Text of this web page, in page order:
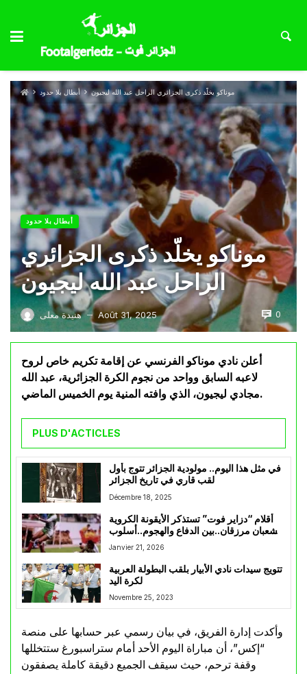
أبطال بلا حدود موناكو يخلّد ذكرى الجزائري الراحل عبد الله ليجيون
أبطال بلا حدود
موناكو يخلّد ذكرى الجزائري
الراحل عبد الله ليجيون
هنيدة معلى — Août 31, 2025 0
أعلن نادي موناكو الفرنسي عن إقامة تكريم خاص لروح
لاعبه السابق وواحد من نجوم الكرة الجزائرية، عبد الله
مجادي ليجيون، الذي وافته المنية يوم الخميس الماضي.
PLUS D'ACTICLES
في مثل هذا اليوم.. مولودية الجزائر تتوج بأول
لقب قاري في تاريخ الجزائر
Décembre 18, 2025
أقلام “دزاير فوت” تستذكر الأيقونة الكروية
شعبان مرزقان..بين الدفاع والهجوم..أسلوب
كروي كتب باسمه
Janvier 21, 2026
تتويج سيدات نادي الأبيار بلقب البطولة العربية
لكرة اليد
Novembre 25, 2023
وأكدت إدارة الفريق، في بيان رسمي عبر حسابها على منصة
“إكس”، أن مباراة اليوم الأحد أمام ستراسبورغ ستتخللها
وقفة ترحم، حيث سيقف الجميع دقيقة كاملة يصفقون